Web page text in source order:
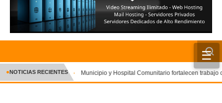
☰
INICIO
CRÓNICA
●NOTICIAS RECIENTES Municipio y Hospital Comunitario fortalecen trabajo